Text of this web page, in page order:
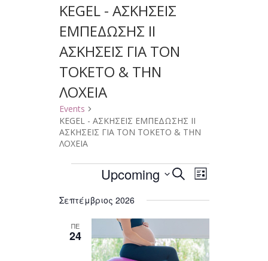
KEGEL - ΑΣΚΗΣΕΙΣ
ΕΜΠΕΔΩΣΗΣ II
ΑΣΚΗΣΕΙΣ ΓΙΑ ΤΟΝ
ΤΟΚΕΤΟ & ΤΗΝ
ΛΟΧΕΙΑ
Events
KEGEL - ΑΣΚΗΣΕΙΣ ΕΜΠΕΔΩΣΗΣ II
ΑΣΚΗΣΕΙΣ ΓΙΑ ΤΟΝ ΤΟΚΕΤΟ & ΤΗΝ
ΛΟΧΕΙΑ
Events
and
Views
SEARCHEvent
Views
LIST
Upcoming
Σεπτέμβριος 2026
ΠΕ
24